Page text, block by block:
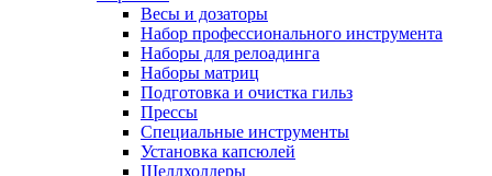
Весы и дозаторы
Набор профессионального инструмента
Наборы для релоадинга
Наборы матриц
Подготовка и очистка гильз
Прессы
Специальные инструменты
Установка капсюлей
Шеллхолдеры